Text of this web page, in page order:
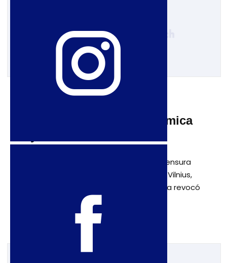
Lituania adopta una polémica
Lituania adopta una polémica ley de censura
(Asociated Press – 14 de julio de 2009) Vilnius,
Lituania (AP) – El Parlamento de Lituania revocó